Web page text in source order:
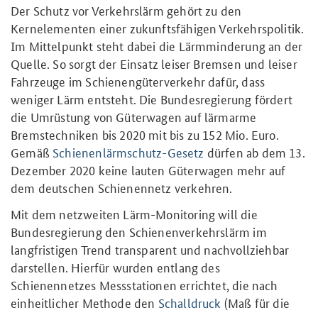
Der Schutz vor Verkehrslärm gehört zu den
Kernelementen einer zukunftsfähigen Verkehrspolitik.
Im Mittelpunkt steht dabei die Lärmminderung an der
Quelle. So sorgt der Einsatz leiser Bremsen und leiser
Fahrzeuge im Schienengüterverkehr dafür, dass
weniger Lärm entsteht. Die Bundesregierung fördert
die Umrüstung von Güterwagen auf lärmarme
Bremstechniken bis 2020 mit bis zu 152 Mio. Euro.
Gemäß Schienenlärmschutz-Gesetz dürfen ab dem 13.
Dezember 2020 keine lauten Güterwagen mehr auf
dem deutschen Schienennetz verkehren.
Mit dem netzweiten Lärm-Monitoring will die
Bundesregierung den Schienenverkehrslärm im
langfristigen Trend transparent und nachvollziehbar
darstellen. Hierfür wurden entlang des
Schienennetzes Messstationen errichtet, die nach
einheitlicher Methode den Schalldruck (Maß für die